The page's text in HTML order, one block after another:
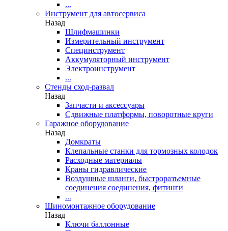
...
Инструмент для автосервиса
Назад
Шлифмашинки
Измерительный инструмент
Специнструмент
Аккумуляторный инструмент
Электроинструмент
...
Стенды сход-развал
Назад
Запчасти и аксессуары
Сдвижные платформы, поворотные круги
Гаражное оборудование
Назад
Домкраты
Клепальные станки для тормозных колодок
Расходные материалы
Краны гидравлические
Воздушные шланги, быстроразъемные
соединения соединения, фитинги
...
Шиномонтажное оборудование
Назад
Ключи баллонные